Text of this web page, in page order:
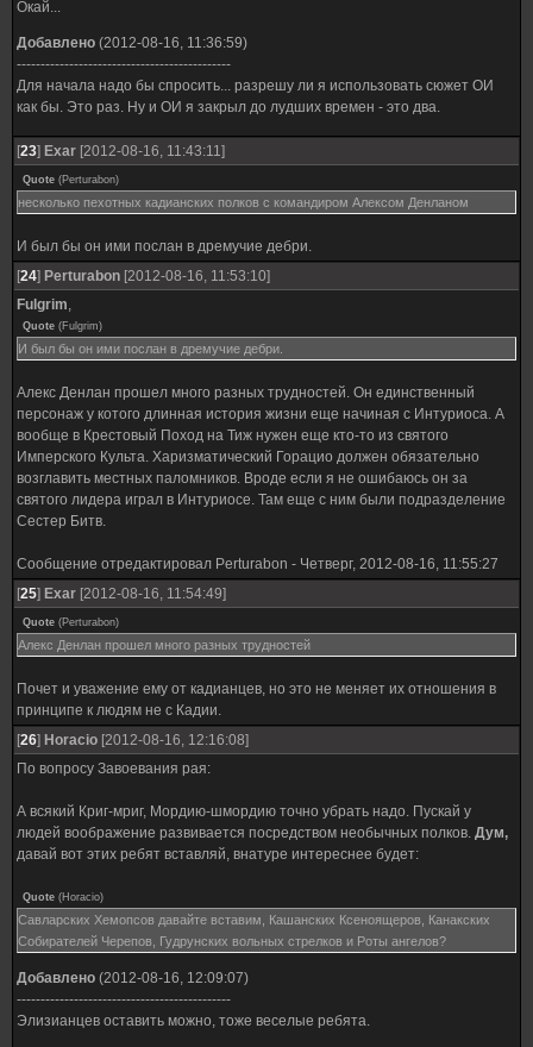
Окай...
Добавлено (2012-08-16, 11:36:59)
---------------------------------------------
Для начала надо бы спросить... разрешу ли я использовать сюжет ОИ
как бы. Это раз. Ну и ОИ я закрыл до лудших времен - это два.
[23] Exar [2012-08-16, 11:43:11]
Quote (Perturabon)
несколько пехотных кадианских полков с командиром Алексом Денланом
И был бы он ими послан в дремучие дебри.
[24] Perturabon [2012-08-16, 11:53:10]
Fulgrim,
Quote (Fulgrim)
И был бы он ими послан в дремучие дебри.
Алекс Денлан прошел много разных трудностей. Он единственный
персонаж у котого длинная история жизни еще начиная с Интуриоса. А
вообще в Крестовый Поход на Тиж нужен еще кто-то из святого
Имперского Культа. Харизматический Горацио должен обязательно
возглавить местных паломников. Вроде если я не ошибаюсь он за
святого лидера играл в Интуриосе. Там еще с ним были подразделение
Сестер Битв.
Сообщение отредактировал Perturabon - Четверг, 2012-08-16, 11:55:27
[25] Exar [2012-08-16, 11:54:49]
Quote (Perturabon)
Алекс Денлан прошел много разных трудностей
Почет и уважение ему от кадианцев, но это не меняет их отношения в
принципе к людям не с Кадии.
[26] Horacio [2012-08-16, 12:16:08]
По вопросу Завоевания рая:
А всякий Криг-мриг, Мордию-шмордию точно убрать надо. Пускай у
людей воображение развивается посредством необычных полков. Дум,
давай вот этих ребят вставляй, внатуре интереснее будет:
Quote (Horacio)
Савларских Хемопсов давайте вставим, Кашанских Ксеноящеров, Канакских
Собирателей Черепов, Гудрунских вольных стрелков и Роты ангелов?
Добавлено (2012-08-16, 12:09:07)
---------------------------------------------
Элизианцев оставить можно, тоже веселые ребята.